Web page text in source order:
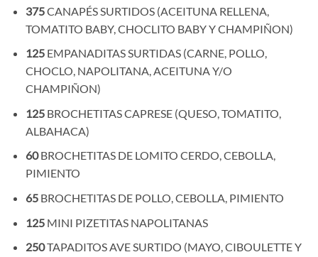
375CANAPÉS SURTIDOS (ACEITUNA RELLENA,
TOMATITO BABY, CHOCLITO BABY Y CHAMPIÑON)
125EMPANADITAS SURTIDAS (CARNE, POLLO,
CHOCLO, NAPOLITANA, ACEITUNA Y/O
CHAMPIÑON)
125BROCHETITAS CAPRESE (QUESO, TOMATITO,
ALBAHACA)
60BROCHETITAS DE LOMITO CERDO, CEBOLLA,
PIMIENTO
65BROCHETITAS DE POLLO, CEBOLLA, PIMIENTO
125MINI PIZETITAS NAPOLITANAS
250TAPADITOS AVE SURTIDO (MAYO, CIBOULETTE Y